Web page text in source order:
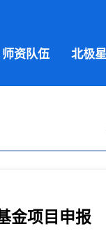
师资队伍 北极星
金项目申报